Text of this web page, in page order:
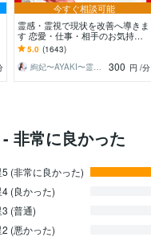
今すぐ相談可能
霊感・霊視で現状を改善へ導きま
す 恋愛・仕事・相手のお気持
ち・未来の兆し✴︎霊視で鑑定しま
す
5.0 (1643)
絢妃〜AYAKI〜霊視鑑定師
300 円 /分
非常に良かった
5 (非常に良かった)
4 (良かった)
3 (普通)
2 (悪かった)